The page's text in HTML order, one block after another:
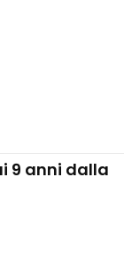
9 anni dalla